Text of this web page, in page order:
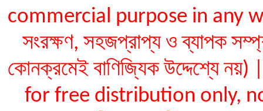
commercial purpose in any way
সংরক্ষণ, সহজপ্রাপ্য ও ব্যাপক
কোনক্রমেই বাণিজ্যিক উদ্দেশ্যে
for free distribution only,